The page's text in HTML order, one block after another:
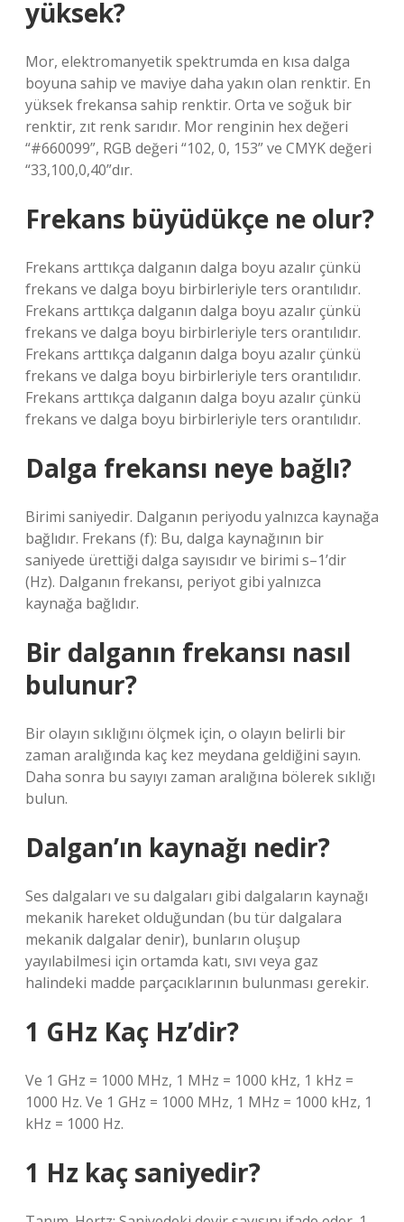
yüksek?
Mor, elektromanyetik spektrumda en kısa dalga
boyuna sahip ve maviye daha yakın olan renktir. En
yüksek frekansa sahip renktir. Orta ve soğuk bir
renktir, zıt renk sarıdır. Mor renginin hex değeri
“#660099”, RGB değeri “102, 0, 153” ve CMYK değeri
“33,100,0,40”dır.
Frekans büyüdükçe ne olur?
Frekans arttıkça dalganın dalga boyu azalır çünkü
frekans ve dalga boyu birbirleriyle ters orantılıdır.
Frekans arttıkça dalganın dalga boyu azalır çünkü
frekans ve dalga boyu birbirleriyle ters orantılıdır.
Frekans arttıkça dalganın dalga boyu azalır çünkü
frekans ve dalga boyu birbirleriyle ters orantılıdır.
Frekans arttıkça dalganın dalga boyu azalır çünkü
frekans ve dalga boyu birbirleriyle ters orantılıdır.
Dalga frekansı neye bağlı?
Birimi saniyedir. Dalganın periyodu yalnızca kaynağa
bağlıdır. Frekans (f): Bu, dalga kaynağının bir
saniyede ürettiği dalga sayısıdır ve birimi s–1’dir
(Hz). Dalganın frekansı, periyot gibi yalnızca
kaynağa bağlıdır.
Bir dalganın frekansı nasıl
bulunur?
Bir olayın sıklığını ölçmek için, o olayın belirli bir
zaman aralığında kaç kez meydana geldiğini sayın.
Daha sonra bu sayıyı zaman aralığına bölerek sıklığı
bulun.
Dalgan’ın kaynağı nedir?
Ses dalgaları ve su dalgaları gibi dalgaların kaynağı
mekanik hareket olduğundan (bu tür dalgalara
mekanik dalgalar denir), bunların oluşup
yayılabilmesi için ortamda katı, sıvı veya gaz
halindeki madde parçacıklarının bulunması gerekir.
1 GHz Kaç Hz’dir?
Ve 1 GHz = 1000 MHz, 1 MHz = 1000 kHz, 1 kHz =
1000 Hz. Ve 1 GHz = 1000 MHz, 1 MHz = 1000 kHz, 1
kHz = 1000 Hz.
1 Hz kaç saniyedir?